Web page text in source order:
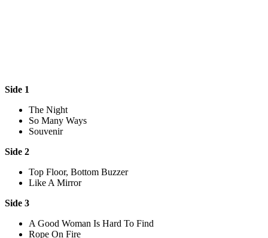
Side 1
The Night
So Many Ways
Souvenir
Side 2
Top Floor, Bottom Buzzer
Like A Mirror
Side 3
A Good Woman Is Hard To Find
Rope On Fire